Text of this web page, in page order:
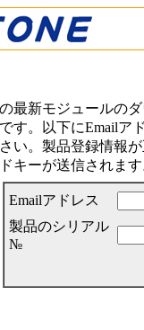
最新モジュールの
す。以下にEmailア
い。製品登録情報
キーが送信されま
Emailアドレス
製品のシリアル
№